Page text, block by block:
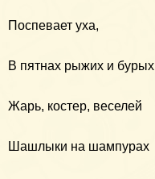
Поспевает уха,
В пятнах рыжих и бурых
Жарь, костер, веселей
Шашлыки на шампурах